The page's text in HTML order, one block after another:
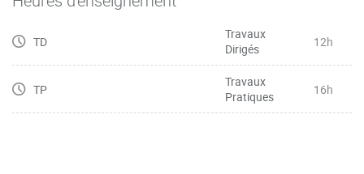
TD
Travaux
Dirigés
12h
TP
Travaux
Pratiques
16h